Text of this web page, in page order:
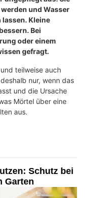
und Wasser
Kleine
Bei
oder einem
gefragt.
teilweise auch
nur, wenn das
und die Ursache
Mörtel über eine
aus.
Schutz bei
Garten